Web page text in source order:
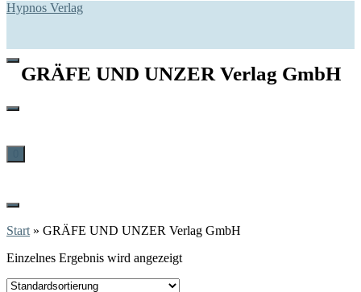
Hypnos Verlag
GRÄFE UND UNZER Verlag GmbH
Start » GRÄFE UND UNZER Verlag GmbH
Einzelnes Ergebnis wird angezeigt